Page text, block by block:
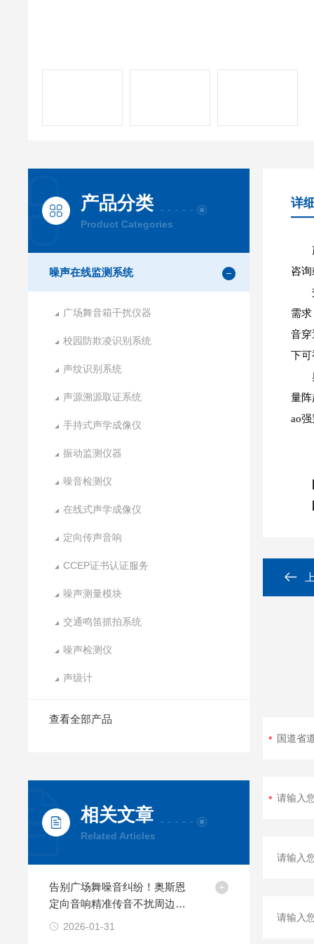
产品分类
Product Categories
噪声在线监测系统
广场舞音箱干扰仪器
校园防欺凌识别系统
声纹识别系统
声源溯源取证系统
手持式声学成像仪
振动监测仪器
噪音检测仪
在线式声学成像仪
定向传声音响
CCEP证书认证服务
噪声测量模块
交通鸣笛抓拍系统
噪声检测仪
声级计
查看全部产品
相关文章
Related Articles
告别广场舞噪音纠纷！奥斯恩
定向音响精准传音不扰周边居
民
2026-01-31
详
咨
需
音
下
量
ao